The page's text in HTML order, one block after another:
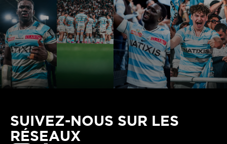
SUIVEZ-NOUS SUR LES
RÉSEAUX